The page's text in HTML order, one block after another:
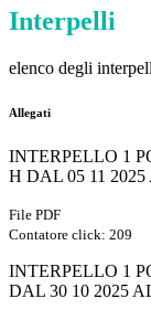
Interpelli
elenco degli
Allegati
INTERPELLO 1
H DAL 05 11 2025
File PDF
Contatore click: 209
INTERPELLO 1
DAL 30 10 2025